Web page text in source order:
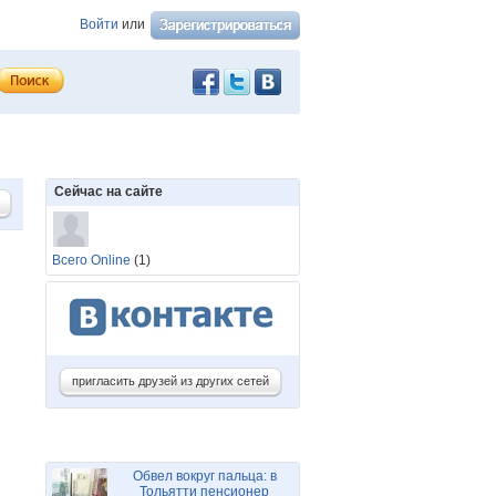
Войти или
Сейчас на сайте
Всего Online (1)
пригласить друзей из других сетей
Обвел вокруг пальца: в
Тольятти пенсионер